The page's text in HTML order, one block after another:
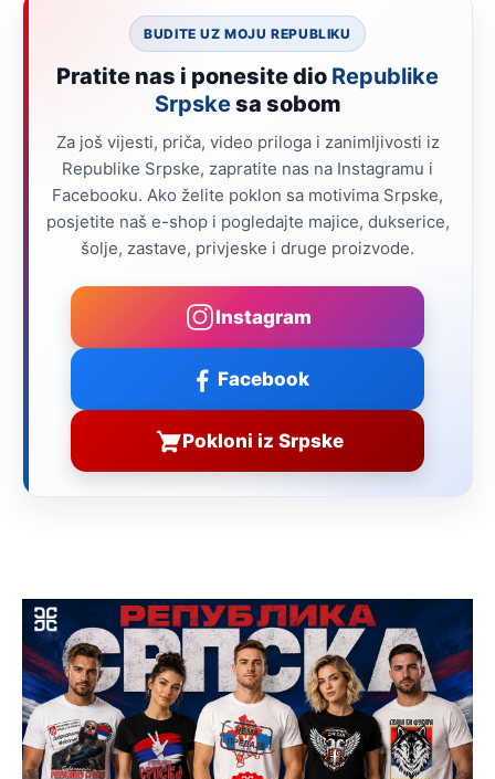
BUDITE UZ MOJU REPUBLIKU
Pratite nas i ponesite dio Republike
Srpskesa sobom
Za još vijesti, priča, video priloga i zanimljivosti iz
Republike Srpske, zapratite nas na Instagramu i
Facebooku. Ako želite poklon sa motivima Srpske,
posjetite naš e-shop i pogledajte majice, dukserice,
šolje, zastave, privjeske i druge proizvode.
Instagram
Facebook
Pokloni iz Srpske